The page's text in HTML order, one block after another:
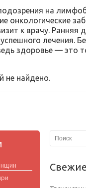
на
онкологические
к врачу. Ранняя
лечения.
здоровье — это
не найдено.